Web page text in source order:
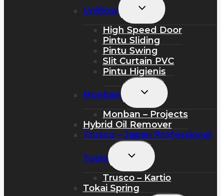
Uniflow
Toggle
Child
High Speed Door
Pintu Sliding
Pintu Swing
Slit Curtain PVC
Pintu Higienis
Monban
Toggle
Child
Monban – Projects
Hybrid Oil Remover
Trusco – Japan Professional
Tools
Toggle
Child
Trusco – Kartio
Tokai Spring